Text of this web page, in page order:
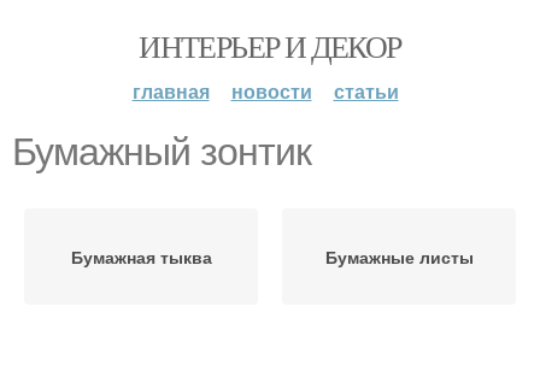
ИНТЕРЬЕР И ДЕКОР
главная новости статьи
Бумажный зонтик
Бумажная тыква Бумажные листы